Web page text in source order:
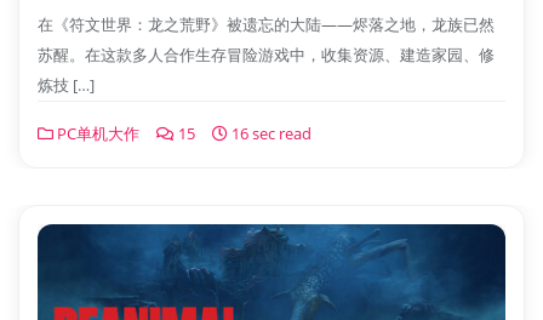
在《符文世界：龙之荒野》被遗忘的大陆——烬落之地，龙族已然
苏醒。在这款多人合作生存冒险游戏中，收集资源、建造家园、修
炼技 […]
PC单机大作 15 16 sec read